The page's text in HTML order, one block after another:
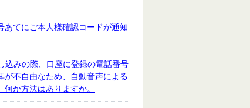
あてにご本人様確認コードが通知
込みの際、口座に登録の電話番号
が不自由なため、自動音声による
か方法はありますか。